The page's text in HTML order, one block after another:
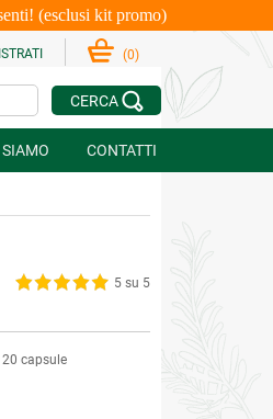
(esclusi kit promo)
(0)
CERCA
CONTATTI
5 su 5
20 capsule